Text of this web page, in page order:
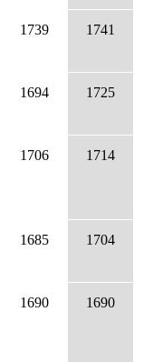
1739 1741
1694 1725
1706 1714
1685 1704
1690 1690